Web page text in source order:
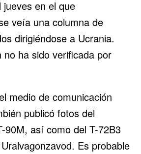
en el que
veía una columna de
dirigiéndose a Ucrania.
no ha sido verificada por
medio de comunicación
publicó fotos del
90M, así como del T-72B3
Es probable